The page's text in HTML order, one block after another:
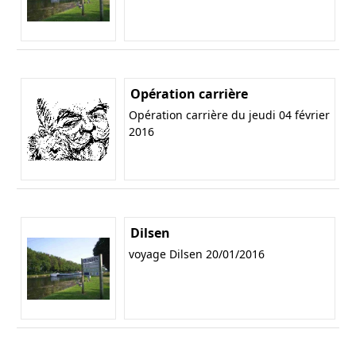
Opération carrière
Opération carrière du jeudi 04 février
2016
Dilsen
voyage Dilsen 20/01/2016